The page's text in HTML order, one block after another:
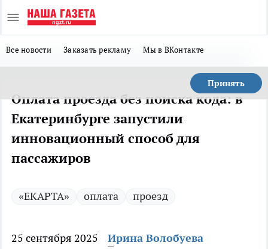
Все новости Заказать рекламу Мы в ВКонтакте
Принять
Оплата проезда без поиска кода: в
Екатеринбурге запустили
инновационный способ для
пассажиров
«ЕКАРТА» оплата проезд
25 сентября 2025 Ирина Волобуева